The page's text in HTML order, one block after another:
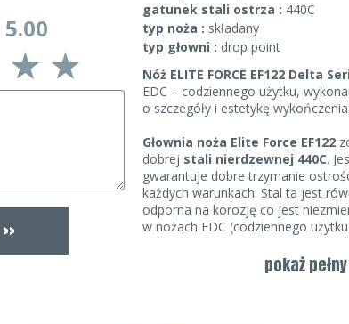
5.00
gatunek stali ostrza : 440C
typ noża : składany
typ głowni : drop point
Nóż ELITE FORCE EF122 Delta
EDC – codziennego użytku,
o szczegóły i estetykę wykończenia.
Głownia noża Elite Force EF122
dobrej stali nierdzewnej 440C.
gwarantuje dobre trzymanie
każdych warunkach. Stal ta jest
odporna na korozję co jest
w nożach EDC (codziennego
się na grzbiecie. Dzięki temu
wklęsłego szlifunóż
pokaż